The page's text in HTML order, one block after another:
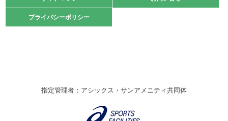
2021.10.23
卓球選手権大会ラージボールの部開催☆
伊丹市総合体育大会 バレーボール大会が開催されました
プライバシーポリシー
プライバシーポリシー
指定管理者：アシックス・サンアメニティ共同体